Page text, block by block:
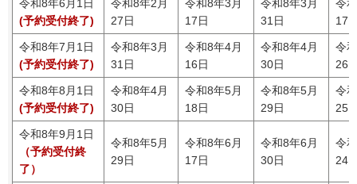
令和8年6月1日
(予約受付終了)
令和8年2月
27日
令和8年3月
17日
令和8年3月
31日
令
17
令和8年7月1日
(予約受付終了)
令和8年3月
31日
令和8年4月
16日
令和8年4月
30日
令
26
令和8年8月1日
(予約受付終了)
令和8年4月
30日
令和8年5月
18日
令和8年5月
29日
令
25
令和8年9月1日
（予約受付終
了）
令和8年5月
29日
令和8年6月
17日
令和8年6月
30日
令
24